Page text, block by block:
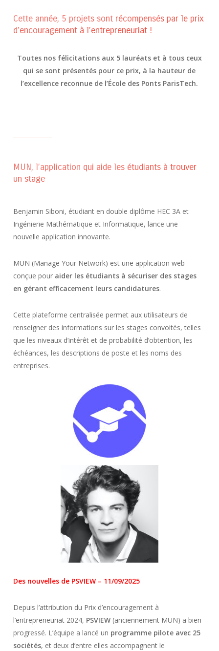
Cette année, 5 projets sont récompensés par le prix
d’encouragement à l’entrepreneuriat !
Toutes nos félicitations aux 5 lauréats et à tous ceux
qui se sont présentés pour ce prix, à la hauteur de
l’excellence reconnue de l’École des Ponts ParisTech.
MUN, l’application qui aide les étudiants à trouver
un stage
Benjamin Siboni, étudiant en double diplôme HEC 3A et
Ingénierie Mathématique et Informatique, lance une
nouvelle application innovante.
MUN (Manage Your Network) est une application web
conçue pour aider les étudiants à sécuriser des stages
en gérant efficacement leurs candidatures.
Cette plateforme centralisée permet aux utilisateurs de
renseigner des informations sur les stages convoités, telles
que les niveaux d’intérêt et de probabilité d’obtention, les
échéances, les descriptions de poste et les noms des
entreprises.
Des nouvelles de PSVIEW – 11/09/2025
Depuis l’attribution du Prix d’encouragement à
l’entrepreneuriat 2024, PSVIEW(anciennement MUN) a bien
progressé. L’équipe a lancé un programme pilote avec 25
sociétés, et deux d’entre elles accompagnent le